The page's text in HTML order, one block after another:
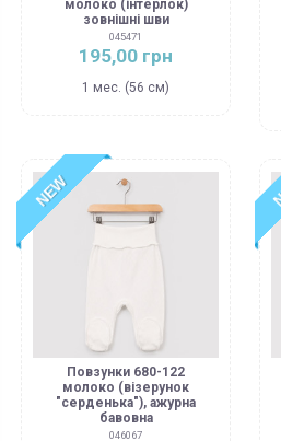
молоко (інтерлок)
зовнішні шви
045471
195,00 грн
1 мес. (56 см)
NEW
Повзунки 680-122
молоко (візерунок
"серденька"), ажурна
бавовна
046067